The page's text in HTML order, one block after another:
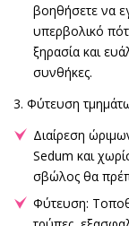
βοηθήσετε να
υπερβολικό
ξηρασία και
συνθήκες.
3. Φύτευση
Διαίρεση
Sedum και
σβώλος θα
Φύτευση: